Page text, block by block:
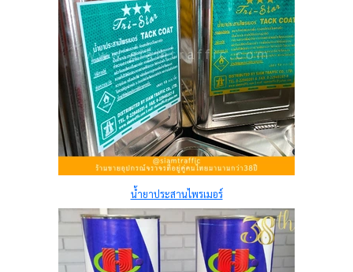
น้ำยาประสานไพรเมอร์